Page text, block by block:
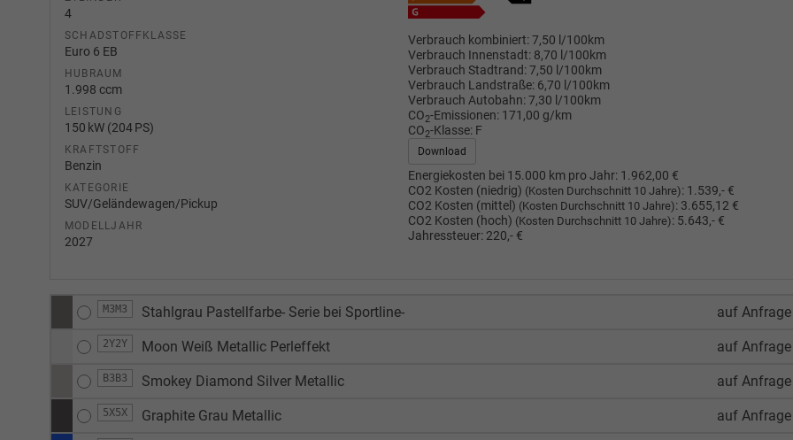
4
SCHADSTOFFKLASSE
Euro 6 EB
HUBRAUM
1.998 ccm
LEISTUNG
150 kW (204 PS)
KRAFTSTOFF
Benzin
KATEGORIE
SUV/Geländewagen/Pickup
MODELLJAHR
2027
Verbrauch kombiniert:7,50 l/100km
Verbrauch Innenstadt: 8,70 l/100km
Verbrauch Stadtrand:7,50 l/100km
Verbrauch Landstraße: 6,70 l/100km
Verbrauch Autobahn:7,30 l/100km
CO2-Emissionen: 171,00 g/km
CO2-Klasse: F
Download
Energiekosten bei 15.000 km pro Jahr: 1.962,00 €
CO2 Kosten (niedrig) (Kosten Durchschnitt 10 Jahre): 1.539,- €
CO2 Kosten (mittel) (Kosten Durchschnitt 10 Jahre): 3.655,12 €
CO2 Kosten (hoch) (Kosten Durchschnitt 10 Jahre): 5.643,- €
Jahressteuer: 220,- €
M3M3 Stahlgrau Pastellfarbe- Serie bei Sportline- auf Anfrage
2Y2Y Moon Weiß Metallic Perleffekt auf Anfrage
B3B3 Smokey Diamond Silver Metallic auf Anfrage
5X5X Graphite Grau Metallic auf Anfrage